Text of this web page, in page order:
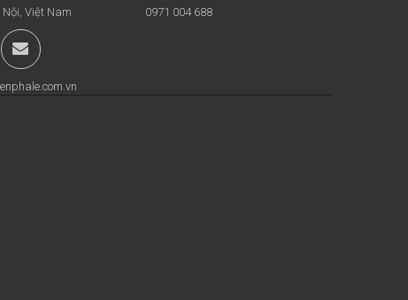
Việt Nam
0971 004 688